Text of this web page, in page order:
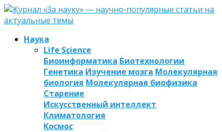
Наука
Life Science
Биоинформатика Биотехнологии
Генетика Изучение мозга Молекулярная
биология Молекулярная биофизика
Старение
Искусственный интеллект
Климатология
Космос